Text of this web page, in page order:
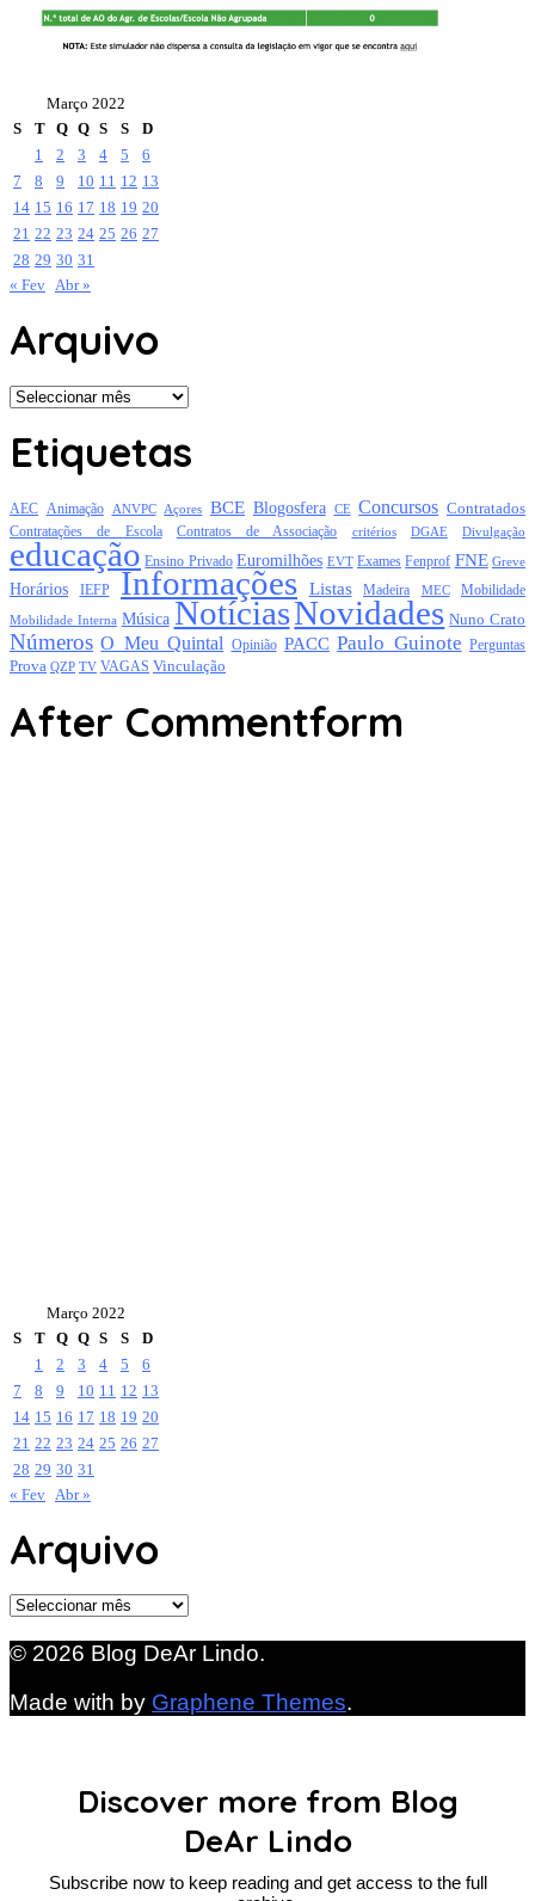
Março 2022
S
T Q Q S S
D
1
2 3 4 5
6
7
8 9 10 11 12 13
14 15 16 17 18 19 20
21 22 23 24 25 26 27
28 29 30 31
« Fev Abr »
Arquivo
Arquivo
Etiquetas
AEC Animação ANVPC Açores BCE Blogosfera CE Concursos Contratados
Contratações de Escola Contratos de Associação critérios DGAE Divulgação
educação Ensino Privado Euromilhões EVT Exames Fenprof FNE Greve
Horários IEFP Informações Listas Madeira MEC Mobilidade
Mobilidade Interna Música NotíciasNovidades Nuno Crato
Números O Meu Quintal Opinião PACC Paulo Guinote Perguntas
Prova QZP TV VAGAS Vinculação
After Commentform
Março 2022
S
T Q Q S S
D
1
2 3 4 5
6
7
8 9 10 11 12 13
14 15 16 17 18 19 20
21 22 23 24 25 26 27
28 29 30 31
« Fev Abr »
Arquivo
Arquivo
© 2026 Blog DeAr Lindo.
Made with by Graphene Themes.
Discover more from Blog
DeAr Lindo
Subscribe now to keep reading and get access to the full